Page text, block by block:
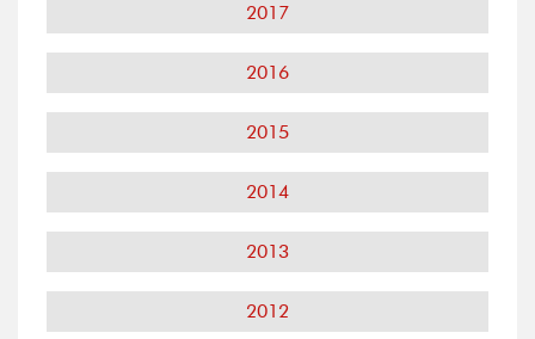
2017
2016
2015
2014
2013
2012